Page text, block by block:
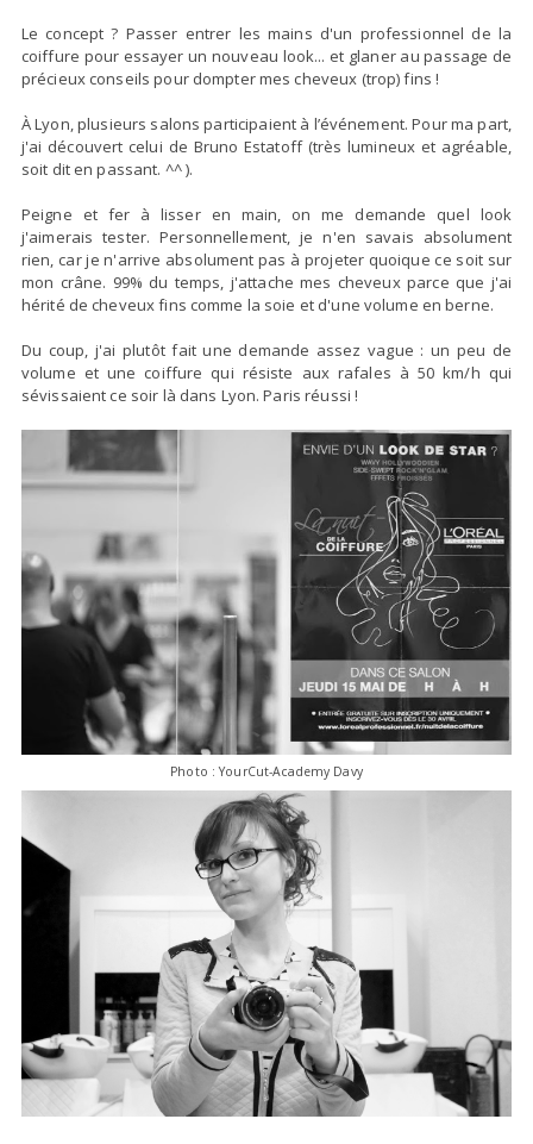
Le concept ? Passer entrer les mains d'un professionnel de la
coiffure pour essayer un nouveau look... et glaner au passage de
précieux conseils pour dompter mes cheveux (trop) fins !
À Lyon, plusieurs salons participaient à l’événement. Pour ma part,
j'ai découvert celui de Bruno Estatoff (très lumineux et agréable,
soit dit en passant. ^^ ).
Peigne et fer à lisser en main, on me demande quel look
j'aimerais tester. Personnellement, je n'en savais absolument
rien, car je n'arrive absolument pas à projeter quoique ce soit sur
mon crâne. 99% du temps, j'attache mes cheveux parce que j'ai
hérité de cheveux fins comme la soie et d'une volume en berne.
Du coup, j'ai plutôt fait une demande assez vague : un peu de
volume et une coiffure qui résiste aux rafales à 50 km/h qui
sévissaient ce soir là dans Lyon. Paris réussi !
Photo : YourCut-Academy Davy